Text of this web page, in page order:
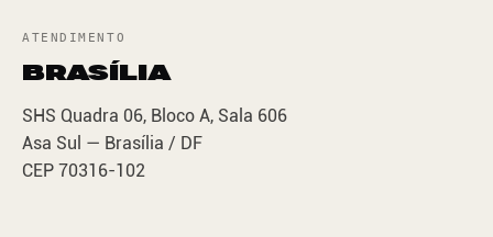
ATENDIMENTO
BRASÍLIA
SHS Quadra 06, Bloco A, Sala 606
Asa Sul — Brasília / DF
CEP 70316-102